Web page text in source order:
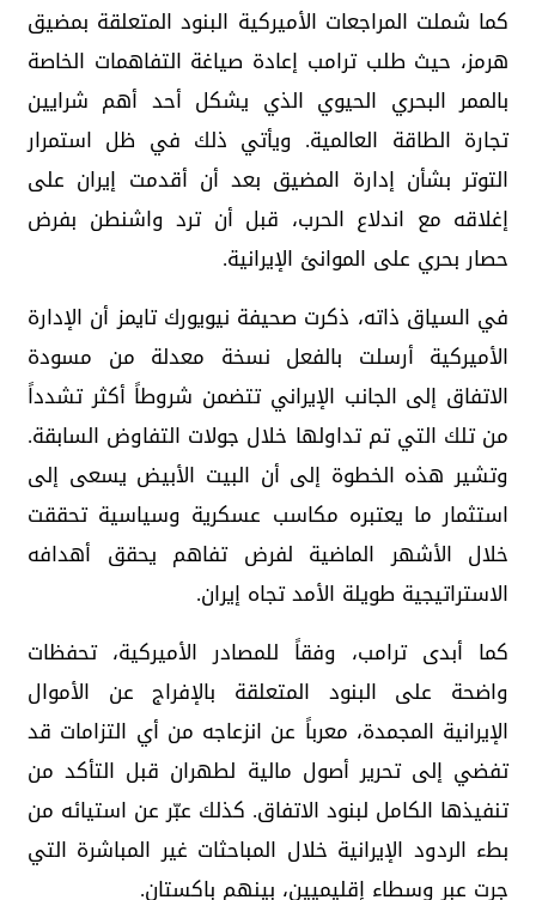
كما شملت المراجعات الأميركية البنود المتعلقة بمضيق
هرمز، حيث طلب ترامب إعادة صياغة التفاهمات الخاصة
بالممر البحري الحيوي الذي يشكل أحد أهم شرايين
تجارة الطاقة العالمية. ويأتي ذلك في ظل استمرار
التوتر بشأن إدارة المضيق بعد أن أقدمت إيران على
إغلاقه مع اندلاع الحرب، قبل أن ترد واشنطن بفرض
حصار بحري على الموانئ الإيرانية.
في السياق ذاته، ذكرت صحيفة نيويورك تايمز أن الإدارة
الأميركية أرسلت بالفعل نسخة معدلة من مسودة
الاتفاق إلى الجانب الإيراني تتضمن شروطاً أكثر تشدداً
من تلك التي تم تداولها خلال جولات التفاوض السابقة.
وتشير هذه الخطوة إلى أن البيت الأبيض يسعى إلى
استثمار ما يعتبره مكاسب عسكرية وسياسية تحققت
خلال الأشهر الماضية لفرض تفاهم يحقق أهدافه
الاستراتيجية طويلة الأمد تجاه إيران.
كما أبدى ترامب، وفقاً للمصادر الأميركية، تحفظات
واضحة على البنود المتعلقة بالإفراج عن الأموال
الإيرانية المجمدة، معرباً عن انزعاجه من أي التزامات قد
تفضي إلى تحرير أصول مالية لطهران قبل التأكد من
تنفيذها الكامل لبنود الاتفاق. كذلك عبّر عن استيائه من
بطء الردود الإيرانية خلال المباحثات غير المباشرة التي
جرت عبر وسطاء إقليميين، بينهم باكستان.